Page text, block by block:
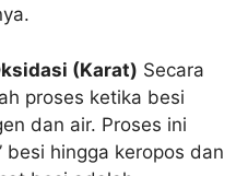
(Karat) Secara
proses ketika besi
dan air. Proses ini
besi hingga keropos dan